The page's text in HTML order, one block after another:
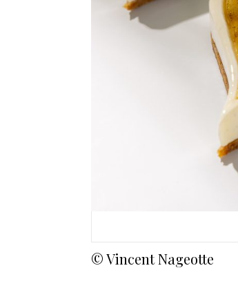
© Vincent Nageotte